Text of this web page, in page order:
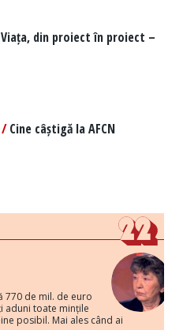
din proiect în proiect –
/Cine câștigă la AFCN
770 de mil. de euro
aduni toate mințile
posibil. Mai ales când ai